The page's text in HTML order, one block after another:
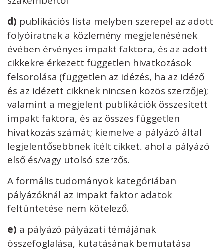
d) publikációs lista melyben szerepel az adott
folyóiratnak a közlemény megjelenésének
évében érvényes impakt faktora, és az adott
cikkekre érkezett független hivatkozások
felsorolása (független az idézés, ha az idéző
és az idézett cikknek nincsen közös szerzője);
valamint a megjelent publikációk összesített
impakt faktora, és az összes független
hivatkozás számát; kiemelve a pályázó által
legjelentősebbnek ítélt cikket, ahol a pályázó
első és/vagy utolsó szerzős.
A formális tudományok kategóriában
pályázóknál az impakt faktor adatok
feltüntetése nem kötelező.
e) a pályázó pályázati témájának
összefoglalása, kutatásának bemutatása